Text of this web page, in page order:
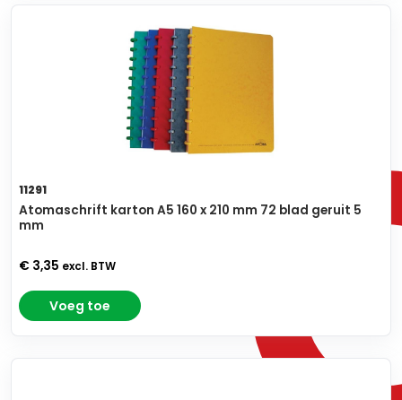
11291
Atomaschrift karton A5 160 x 210 mm 72 blad geruit 5
mm
€ 3,35 excl. BTW
Voeg toe